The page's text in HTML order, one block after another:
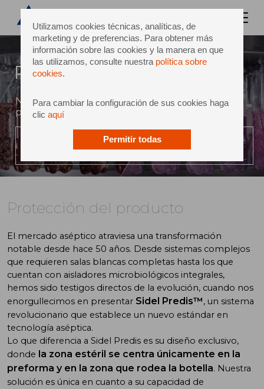
Utilizamos cookies técnicas, analíticas, de
marketing y de preferencias. Para obtener más
información sobre las cookies y la manera en que
las utilizamos, consulte nuestra política sobre
cookies.
Para cambiar la configuración de sus cookies haga
clic aquí
Permitir todas
Protección del producto
Nuevo estándar aséptico para la integridad del
producto
REPRODUCE EL VIDEO
Protección del producto
El mercado aséptico atraviesa una transformación
notable desde hace 50 años. Desde sistemas complejos
que requieren salas blancas completas hasta los que
cuentan con aisladores microbiológicos integrales,
hemos sido testigos directos de la evolución, cuando nos
enorgullecimos en presentar Sidel Predis™, un sistema
revolucionario que establece un nuevo estándar en
tecnología aséptica.
Lo que diferencia a Sidel Predis es su diseño exclusivo,
donde la zona estéril se centra únicamente en la
preforma y en la zona que rodea la botella. Nuestra
solución es única en cuanto a su capacidad de